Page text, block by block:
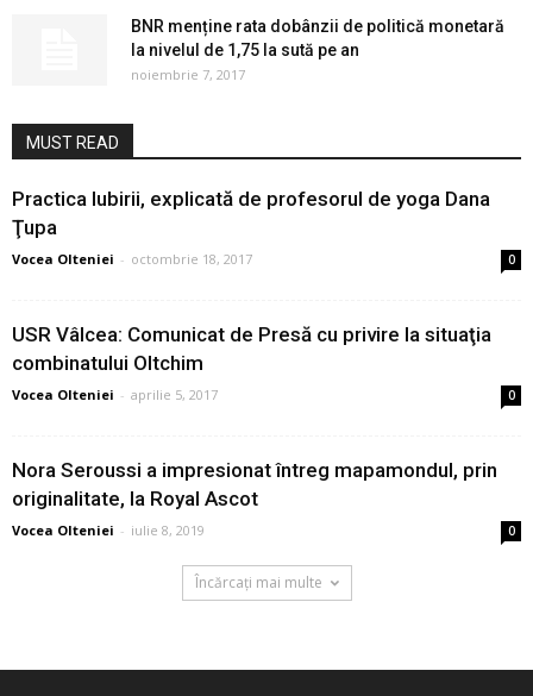
BNR menține rata dobânzii de politică monetară
la nivelul de 1,75 la sută pe an
noiembrie 7, 2017
MUST READ
Practica Iubirii, explicată de profesorul de yoga Dana
Ţupa
Vocea Olteniei - octombrie 18, 2017 0
USR Vâlcea: Comunicat de Presă cu privire la situaţia
combinatului Oltchim
Vocea Olteniei - aprilie 5, 2017 0
Nora Seroussi a impresionat întreg mapamondul, prin
originalitate, la Royal Ascot
Vocea Olteniei - iulie 8, 2019 0
Încărcați mai multe